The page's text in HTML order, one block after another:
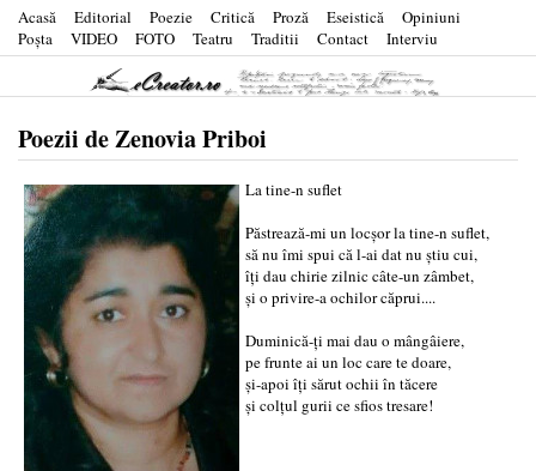
Acasă Editorial Poezie Critică Proză Eseistică
Opiniuni
Poşta
VIDEO FOTO Teatru Traditii Contact Interviu
Poezii de Zenovia Priboi
La tine-n suflet
Păstrează-mi un locșor la tine-n suflet,
să nu îmi spui că l-ai dat nu știu cui,
îți dau chirie zilnic câte-un zâmbet,
și o privire-a ochilor căprui....
Duminică-ți mai dau o mângâiere,
pe frunte ai un loc care te doare,
și-apoi îți sărut ochii în tăcere
și colțul gurii ce sfios tresare!